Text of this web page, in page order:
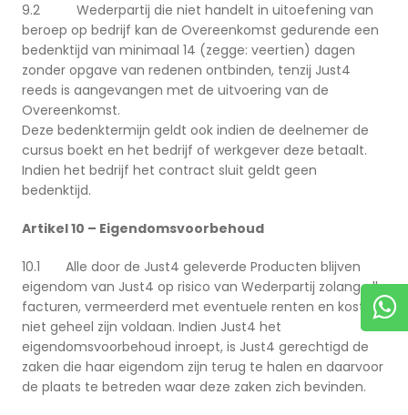
9.2 Wederpartij die niet handelt in uitoefening van
beroep op bedrijf kan de Overeenkomst gedurende een
bedenktijd van minimaal 14 (zegge: veertien) dagen
zonder opgave van redenen ontbinden, tenzij Just4
reeds is aangevangen met de uitvoering van de
Overeenkomst.
Deze bedenktermijn geldt ook indien de deelnemer de
cursus boekt en het bedrijf of werkgever deze betaalt.
Indien het bedrijf het contract sluit geldt geen
bedenktijd.
Artikel 10 – Eigendomsvoorbehoud
10.1 Alle door de Just4 geleverde Producten blijven
eigendom van Just4 op risico van Wederpartij zolang alle
facturen, vermeerderd met eventuele renten en kosten,
niet geheel zijn voldaan. Indien Just4 het
eigendomsvoorbehoud inroept, is Just4 gerechtigd de
zaken die haar eigendom zijn terug te halen en daarvoor
de plaats te betreden waar deze zaken zich bevinden.